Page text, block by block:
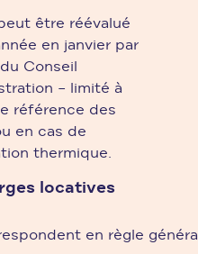
être réévalué
en janvier par
Conseil
– limité à
référence des
en cas de
thermique.
locatives
en règle